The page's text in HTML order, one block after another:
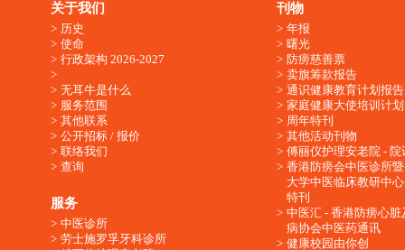
关于我们
历史
使命
行政架构 2026-2027
无耳牛是什么
服务范围
其他联系
公开招标 / 报价
联络我们
查询
服务
中医诊所
劳士施罗孚牙科诊所
刊物
年报
曙光
防痨慈善票
卖旗筹款报告
通识健康教育计划报告
家庭健康大使培训计划
周年特刊
其他活动刊物
傅丽仪护理安老院 - 院
香港防痨会中医诊所
大学中医临床教研中
特刊
中医汇 - 香港防痨心脏
病协会中医药通讯
健康校园由你创